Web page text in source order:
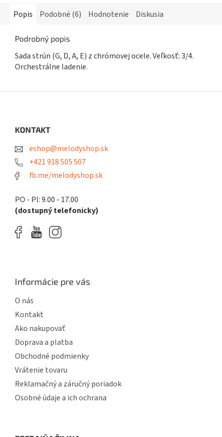
Popis Podobné (6) Hodnotenie Diskusia
Podrobný popis
Sada strún (G, D, A, E) z chrómovej ocele. Veľkosť: 3/4.
Orchestrálne ladenie.
KONTAKT
eshop@melodyshop.sk
+421 918 505 507
fb.me/melodyshop.sk
PO - PI: 9.00 - 17.00
(dostupný telefonicky)
Informácie pre vás
O nás
Kontakt
Ako nakupovať
Doprava a platba
Obchodné podmienky
Vrátenie tovaru
Reklamačný a záručný poriadok
Osobné údaje a ich ochrana